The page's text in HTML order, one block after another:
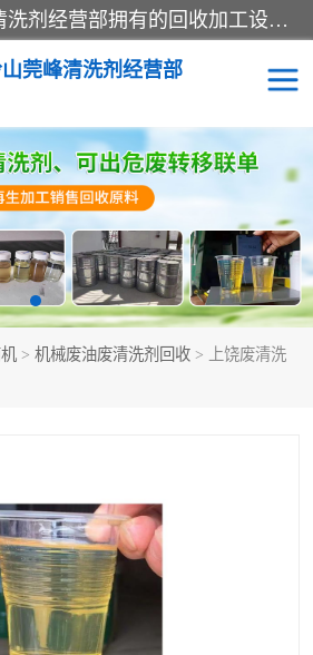
东莞市大岭山莞峰清洗剂经营部拥有的回收加工设备，大量废油回收、废清洗剂回收、废溶剂油回收、机械废油废清洗剂回收、废碳氢回收、碳氢液压油回收、碳氢二氯回收等废清洗剂处理；我们只是提供废旧化工原料的循环使用存放点，执行正规的存放，有正规的回收资质处理。同时我们公司批发零售回收级清洗剂，脱模油再生基础油，质量保证。
莞峰清洗剂经营部
> 机械废油废清洗剂回收 > 上饶废清洗
废清洗剂回收
机械废油废清洗剂回收
碳氢液压油回收
回收废三四氯乙烯
上门回收废清洗剂